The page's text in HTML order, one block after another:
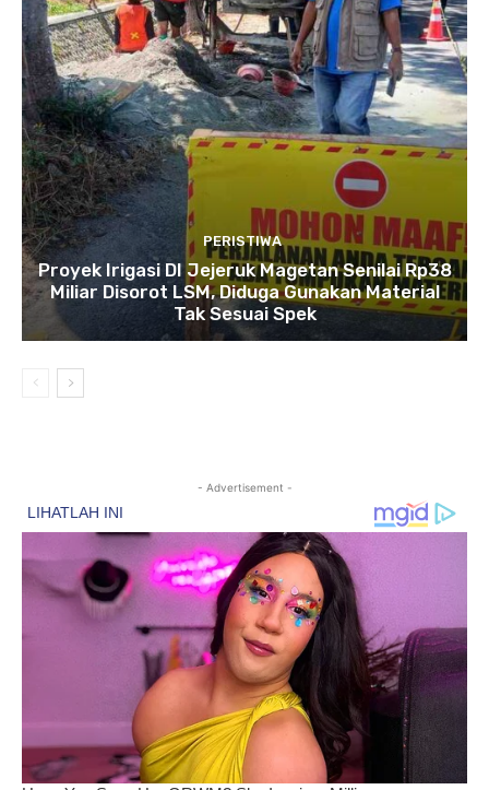
PERISTIWA
Proyek Irigasi DI Jejeruk Magetan Senilai Rp38
Miliar Disorot LSM, Diduga Gunakan Material
Tak Sesuai Spek
- Advertisement -